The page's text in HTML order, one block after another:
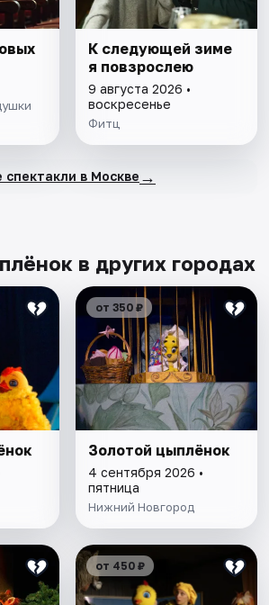
К следующей зиме
я повзрослею
9 августа 2026 •
воскресенье
Фитц
спектакли в Москве →
в других городах
от 350 ₽
Золотой цыплёнок
4 сентября 2026 •
пятница
Нижний Новгород
от 450 ₽